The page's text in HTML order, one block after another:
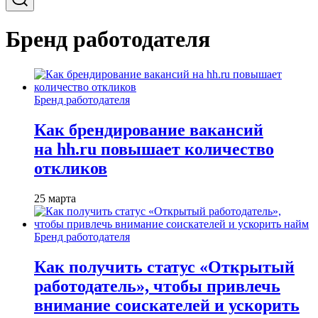
Бренд работодателя
Бренд работодателя
Как брендирование вакансий
на hh.ru повышает количество
откликов
25 марта
Бренд работодателя
Как получить статус «Открытый
работодатель», чтобы привлечь
внимание соискателей и ускорить